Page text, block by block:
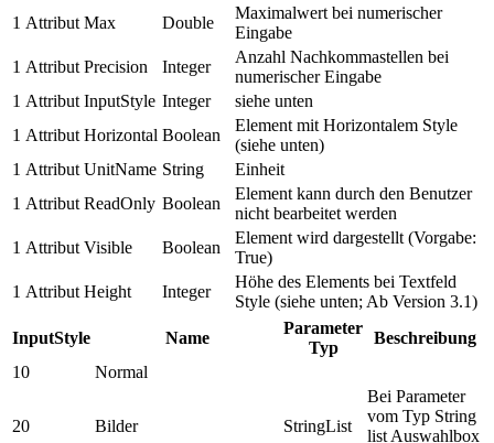
1 Attribut Max Double
Maximalwert bei numerischer
Eingabe
1 Attribut Precision Integer
Anzahl Nachkommastellen bei
numerischer Eingabe
1 Attribut InputStyle Integer
siehe unten
1 Attribut Horizontal Boolean
Element mit Horizontalem Style
(siehe unten)
1 Attribut UnitName String
Einheit
1 Attribut ReadOnly Boolean
Element kann durch den Benutzer
nicht bearbeitet werden
1 Attribut Visible Boolean
Element wird dargestellt (Vorgabe:
True)
1 Attribut Height Integer
Höhe des Elements bei Textfeld
Style (siehe unten; Ab Version 3.1)
InputStyle
Name
Parameter
Typ
Beschreibung
10
Normal
20 Bilder StringList
Bei Parameter
vom Typ String
list Auswahlbox